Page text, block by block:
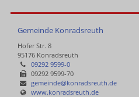
Gemeinde Konradsreuth
Hofer Str. 8
95176 Konradsreuth
09292 9599-0
09292 9599-70
gemeinde@konradsreuth.de
www.konradsreuth.de